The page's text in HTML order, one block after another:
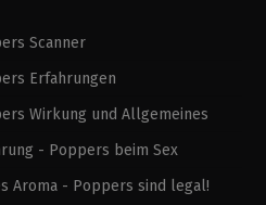
Scanner
Erfahrungen
Wirkung und Allgemeines
- Poppers beim Sex
Aroma - Poppers sind legal!